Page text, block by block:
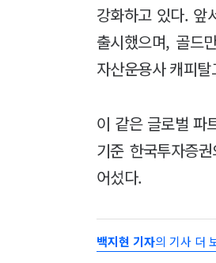
강화하고 있다. 앞
출시했으며, 골드
자산운용사 캐피
이 같은 글로벌 파
기준 한국투자증
어섰다.
백지현 기자의 기사 더